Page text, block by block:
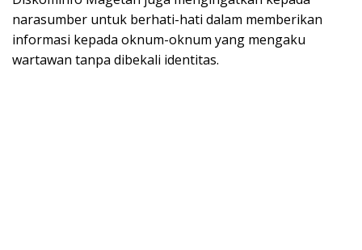
narasumber untuk berhati-hati dalam memberikan
informasi kepada oknum-oknum yang mengaku
wartawan tanpa dibekali identitas.